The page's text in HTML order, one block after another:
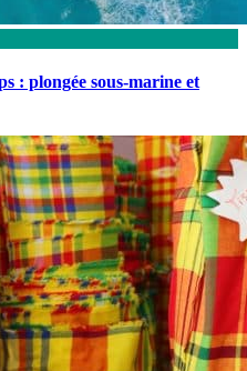
: plongée sous-marine et